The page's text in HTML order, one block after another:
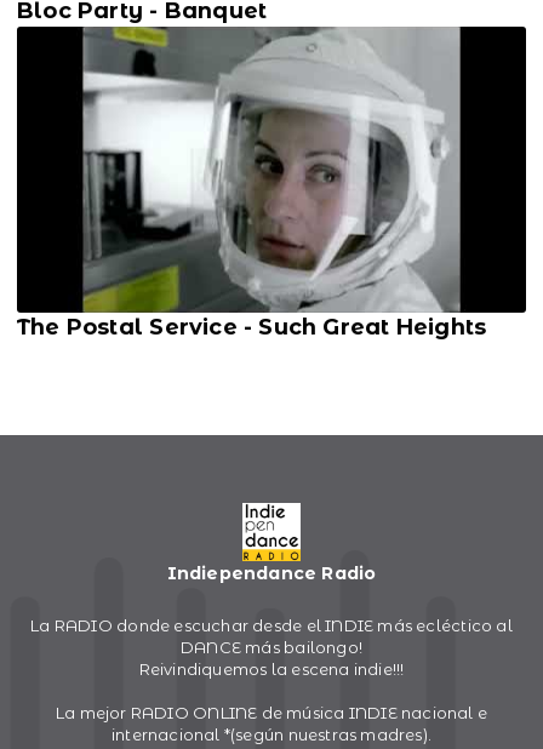
Bloc Party - Banquet
The Postal Service - Such Great Heights
Indiependance Radio
La RADIO donde escuchar desde el INDIE más ecléctico al
DANCE más bailongo!
Reivindiquemos la escena indie!!!
La mejor RADIO ONLINE de música INDIE nacional e
internacional *(según nuestras madres).